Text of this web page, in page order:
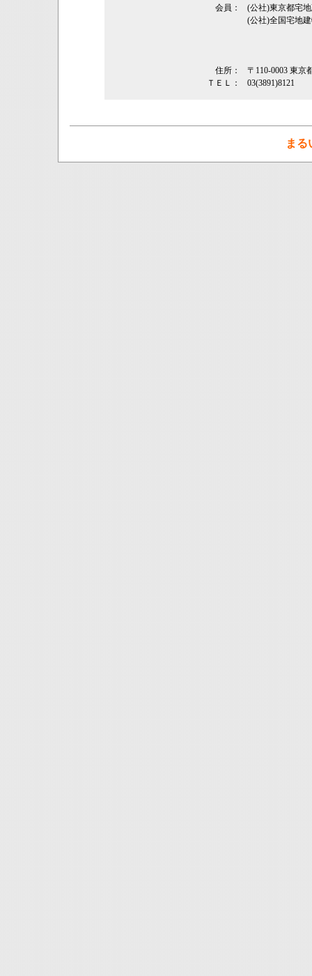
会員：
(公社)東京都宅
(公社)全国宅地
住所：
〒110-0003 東京
ＴＥＬ：
03(3891)8121
まる